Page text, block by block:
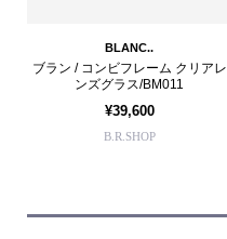
BLANC..
ブラン / コンビフレーム クリアレ
ンズグラス/BM011
¥39,600
B.R.SHOP